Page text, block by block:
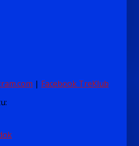
| Facebook TreKlub